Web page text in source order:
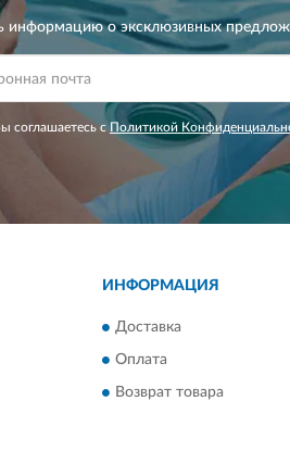
информацию о эксклюзивных
соглашаетесь сПолитикой
ИНФОРМАЦИЯ
Доставка
Оплата
Возврат товара